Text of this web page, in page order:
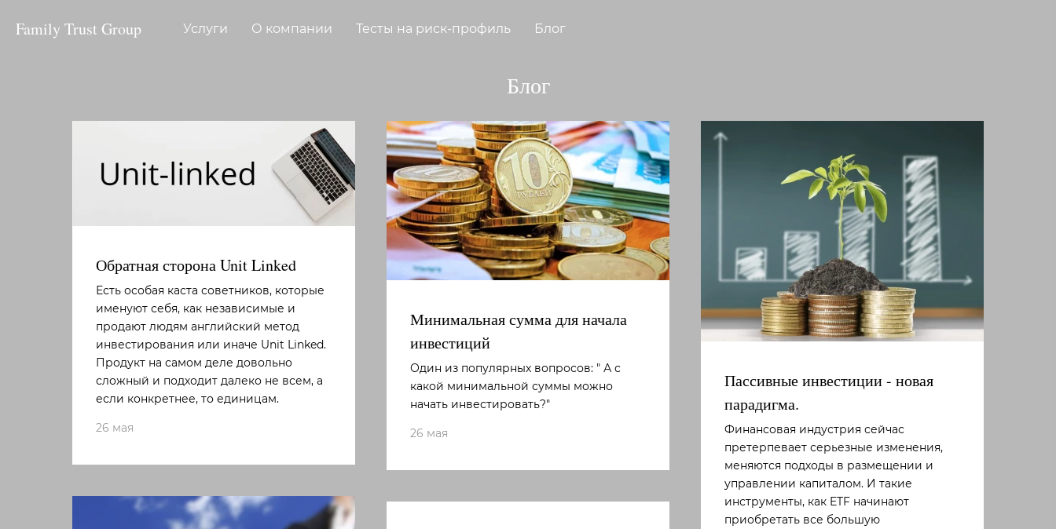
Family Trust Group Услуги О компании Тесты на риск-профиль Блог
Блог
Обратная сторона Unit Linked
Есть особая каста советников, которые
именуют себя, как независимые и
продают людям английский метод
инвестирования или иначе Unit Linked.
Продукт на самом деле довольно
сложный и подходит далеко не всем, а
если конкретнее, то единицам.
26 мая
Минимальная сумма для начала
инвестиций
Один из популярных вопросов: " А с
какой минимальной суммы можно
начать инвестировать?"
26 мая
Пассивные инвестиции - новая
парадигма.
Финансовая индустрия сейчас
претерпевает серьезные изменения,
меняются подходы в размещении и
управлении капиталом. И такие
инструменты, как ETF начинают
приобретать все большую